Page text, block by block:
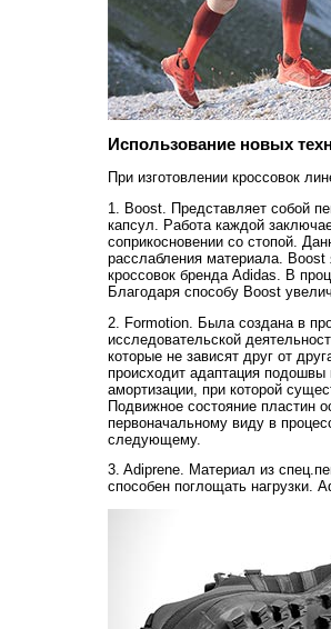
Использование новых
При изготовлении кроссовок
1. Boost. Представляет собой
капсул. Работа каждой
соприкосновении со стопой.
расслабления материала. Boost
кроссовок бренда Adidas. В
Благодаря способу Boost
2. Formotion. Была создана в
исследовательской
которые не зависят друг от
происходит адаптация подошвы
амортизации, при которой
Подвижное состояние пластин
первоначальному виду в
следующему.
3. Adiprene. Материал из
способен поглощать нагрузки.